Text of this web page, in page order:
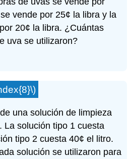
vende por 25¢ la libra y la
20¢ la libra. ¿Cuántas
uva se utilizaron?
una solución de limpieza
La solución tipo 1 cuesta
tipo 2 cuesta 40¢ el litro.
solución se utilizaron para